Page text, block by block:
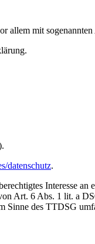
allem mit
datenschutz.
Interesse an
Art. 6 Abs. 1 lit. a
des TTDSG